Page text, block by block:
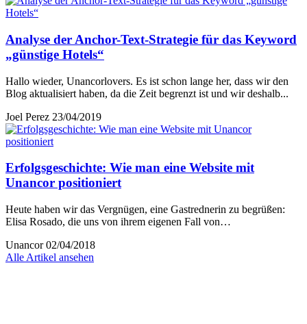
Analyse der Anchor-Text-Strategie für das Keyword
„günstige Hotels“
Hallo wieder, Unancorlovers. Es ist schon lange her, dass wir den
Blog aktualisiert haben, da die Zeit begrenzt ist und wir deshalb...
Joel Perez 23/04/2019
Erfolgsgeschichte: Wie man eine Website mit
Unancor positioniert
Heute haben wir das Vergnügen, eine Gastrednerin zu begrüßen:
Elisa Rosado, die uns von ihrem eigenen Fall von…
Unancor 02/04/2018
Alle Artikel ansehen